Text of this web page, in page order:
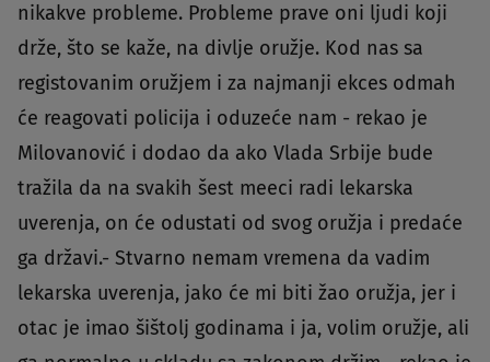
nikakve probleme. Probleme prave oni ljudi koji
drže, što se kaže, na divlje oružje. Kod nas sa
registovanim oružjem i za najmanji ekces odmah
će reagovati policija i oduzeće nam - rekao je
Milovanović i dodao da ako Vlada Srbije bude
tražila da na svakih šest meeci radi lekarska
uverenja, on će odustati od svog oružja i predaće
ga državi.- Stvarno nemam vremena da vadim
lekarska uverenja, jako će mi biti žao oružja, jer i
otac je imao šištolj godinama i ja, volim oružje, ali